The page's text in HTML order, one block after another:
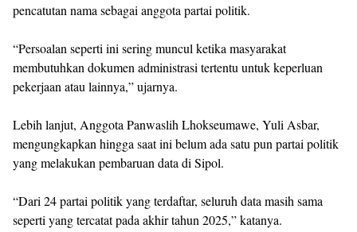
pencatutan nama sebagai anggota partai politik.
“Persoalan seperti ini sering muncul ketika masyarakat
membutuhkan dokumen administrasi tertentu untuk keperluan
pekerjaan atau lainnya,” ujarnya.
Lebih lanjut, Anggota Panwaslih Lhokseumawe, Yuli Asbar,
mengungkapkan hingga saat ini belum ada satu pun partai politik
yang melakukan pembaruan data di Sipol.
“Dari 24 partai politik yang terdaftar, seluruh data masih sama
seperti yang tercatat pada akhir tahun 2025,” katanya.